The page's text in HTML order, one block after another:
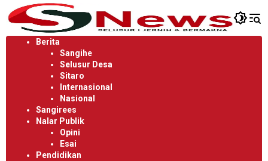
Langsung
ke
konten
Berita
Sangihe
Selusur Desa
Sitaro
Internasional
Nasional
Sangirees
Nalar Publik
Opini
Esai
Pendidikan